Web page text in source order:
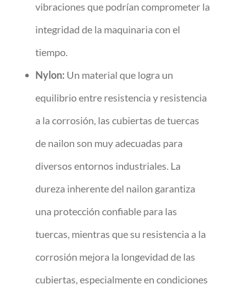
vibraciones que podrían comprometer la
integridad de la maquinaria con el
tiempo.
Nylon: Un material que logra un
equilibrio entre resistencia y resistencia
a la corrosión, las cubiertas de tuercas
de nailon son muy adecuadas para
diversos entornos industriales. La
dureza inherente del nailon garantiza
una protección confiable para las
tuercas, mientras que su resistencia a la
corrosión mejora la longevidad de las
cubiertas, especialmente en condiciones